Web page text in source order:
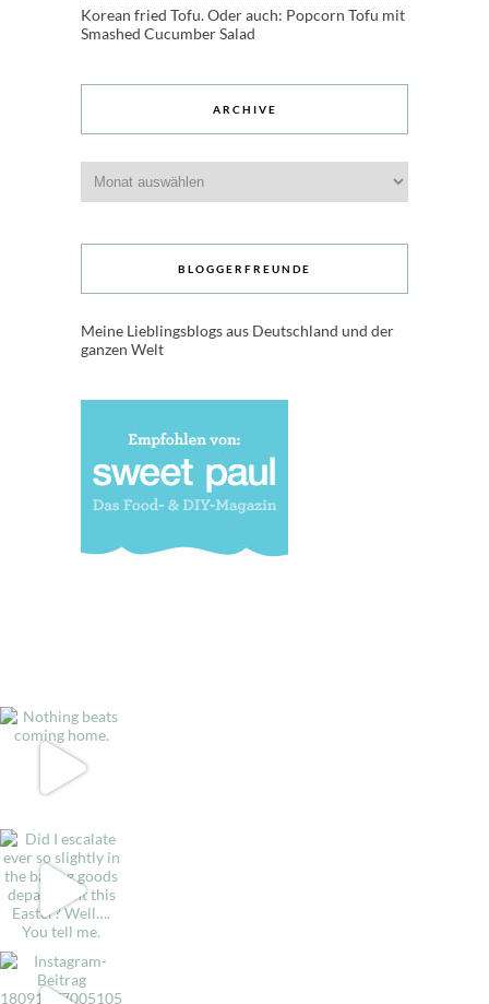
Korean fried Tofu. Oder auch: Popcorn Tofu mit
Smashed Cucumber Salad
ARCHIVE
BLOGGERFREUNDE
Meine Lieblingsblogs aus Deutschland und der
ganzen Welt